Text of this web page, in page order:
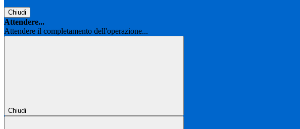
Chiudi
Attendere...
Attendere il completamento dell'operazione...
Chiudi